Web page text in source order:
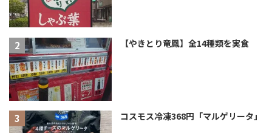
【やきとり竜鳳】全14種類を実食
コスモス冷凍368円「マルゲリータ」